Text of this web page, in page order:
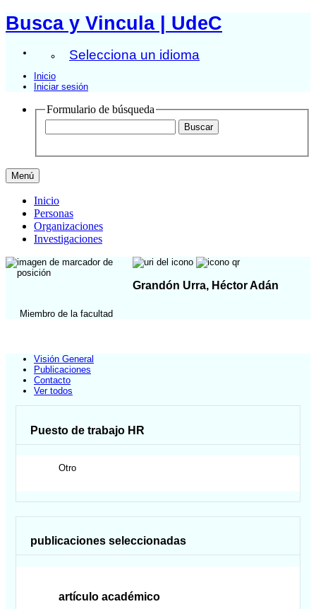
Busca y Vincula | UdeC
Selecciona un idioma
Inicio
Iniciar sesión
Formulario de búsqueda
Menú
Inicio
Personas
Organizaciones
Investigaciones
Grandón Urra, Héctor Adán
Miembro de la facultad
Visión General
Publicaciones
Contacto
Ver todos
Puesto de trabajo HR
Otro
publicaciones seleccionadas
artículo académico